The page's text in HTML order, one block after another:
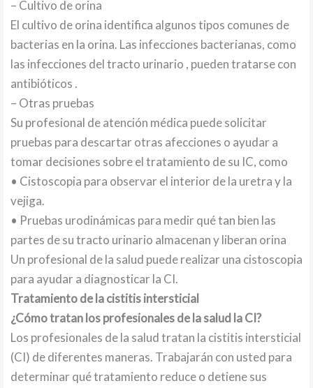
– Cultivo de orina
El cultivo de orina identifica algunos tipos comunes de
bacterias en la orina. Las infecciones bacterianas, como
las infecciones del tracto urinario , pueden tratarse con
antibióticos .
– Otras pruebas
Su profesional de atención médica puede solicitar
pruebas para descartar otras afecciones o ayudar a
tomar decisiones sobre el tratamiento de su IC, como
• Cistoscopia para observar el interior de la uretra y la
vejiga.
• Pruebas urodinámicas para medir qué tan bien las
partes de su tracto urinario almacenan y liberan orina
Un profesional de la salud puede realizar una cistoscopia
para ayudar a diagnosticar la CI.
Tratamiento de la cistitis intersticial
¿Cómo tratan los profesionales de la salud la CI?
Los profesionales de la salud tratan la cistitis intersticial
(CI) de diferentes maneras. Trabajarán con usted para
determinar qué tratamiento reduce o detiene sus